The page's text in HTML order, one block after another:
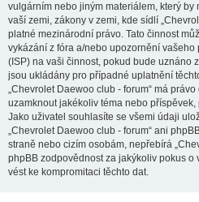
vulgárním nebo jiným materiálem, který by
vaší zemi, zákony v zemi, kde sídlí
platné mezinárodní právo. Tato činnost
vykázání z fóra a/nebo upozornění
(ISP) na vaši činnost, pokud bude uznáno
jsou ukládány pro případné uplatnění
„Chevrolet Daewoo club - forum“ má
uzamknout jakékoliv téma nebo
Jako uživatel souhlasíte se všemi údaji
„Chevrolet Daewoo club - forum“ ani
straně nebo cizím osobám, nepřebírá
phpBB zodpovědnost za jakýkoliv pokus o
vést ke kompromitaci těchto dat.